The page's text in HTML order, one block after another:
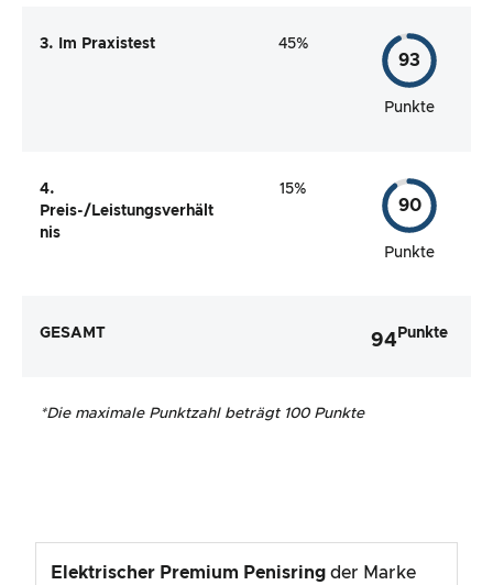
3. Im Praxistest 45%
93
Punkte
4.
Preis-/Leistungsverhält
nis
15%
90
Punkte
GESAMT 94 Punkte
*Die maximale Punktzahl beträgt 100 Punkte
Elektrischer Premium Penisringder Marke